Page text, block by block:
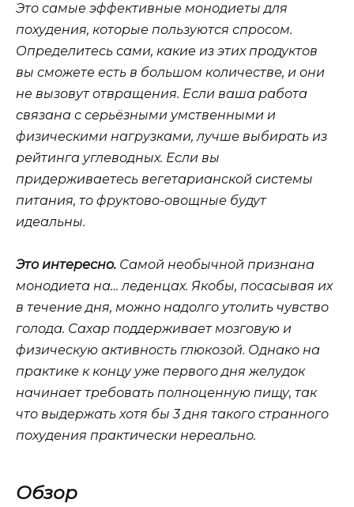
Это самые эффективные монодиеты для
похудения, которые пользуются спросом.
Определитесь сами, какие из этих продуктов
вы сможете есть в большом количестве, и они
не вызовут отвращения. Если ваша работа
связана с серьёзными умственными и
физическими нагрузками, лучше выбирать из
рейтинга углеводных. Если вы
придерживаетесь вегетарианской системы
питания, то фруктово-овощные будут
идеальны.
Это интересно. Самой необычной признана
монодиета на… леденцах. Якобы, посасывая их
в течение дня, можно надолго утолить чувство
голода. Сахар поддерживает мозговую и
физическую активность глюкозой. Однако на
практике к концу уже первого дня желудок
начинает требовать полноценную пищу, так
что выдержать хотя бы 3 дня такого странного
похудения практически нереально.
Обзор